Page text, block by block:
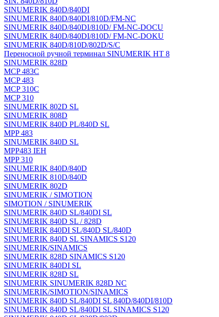
SINUMERIK 840D/840DI
SINUMERIK 840D/840DI/810D/FM-NC
SINUMERIK 840D/840DI/810D/ FM-NC-DOCU
SINUMERIK 840D/840DI/810D/ FM-NC-DOKU
SINUMERIK 840D/810D/802D/S/C
Переносной ручной терминал SINUMERIK HT 8
SINUMERIK 828D
MCP 483C
MCP 483
MCP 310C
MCP 310
SINUMERIK 802D SL
SINUMERIK 808D
SINUMERIK 840D PL/840D SL
MPP 483
SINUMERIK 840D SL
MPP483 IEH
MPP 310
SINUMERIK 840D/840D
SINUMERIK 810D/840D
SINUMERIK 802D
SINUMERIK / SIMOTION
SIMOTION / SINUMERIK
SINUMERIK 840D SL/840DI SL
SINUMERIK 840D SL / 828D
SINUMERIK 840DI SL/840D SL/840D
SINUMERIK 840D SL SINAMICS S120
SINUMERIK/SINAMICS
SINUMERIK 828D SINAMICS S120
SINUMERIK 840DI SL
SINUMERIK 828D SL
SINUMERIK SINUMERIK 828D NC
SINUMERIK/SIMOTION/SINAMICS
SINUMERIK 840D SL/840DI SL 840D/840DI/810D
SINUMERIK 840D SL/840DI SL SINAMICS S120